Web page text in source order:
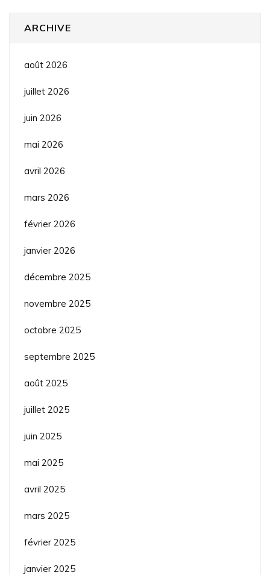
ARCHIVE
août 2026
juillet 2026
juin 2026
mai 2026
avril 2026
mars 2026
février 2026
janvier 2026
décembre 2025
novembre 2025
octobre 2025
septembre 2025
août 2025
juillet 2025
juin 2025
mai 2025
avril 2025
mars 2025
février 2025
janvier 2025